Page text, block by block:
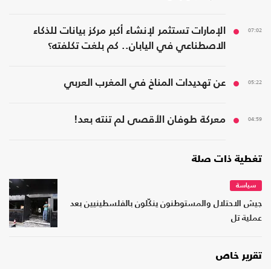
07:02
الإمارات تستثمر لإنشاء أكبر مركز بيانات للذكاء
الاصطناعي في اليابان.. كم بلغت تكلفته؟
05:22 عن تهديدات المناخ في المغرب العربي
04:59 معركة طوفان الأقصى لم تنته بعد!
تغطية ذات صلة
سياسة
جيش الاحتلال والمستوطنون ينكّلون بالفلسطينيين بعد
عملية تل
تقرير خاص